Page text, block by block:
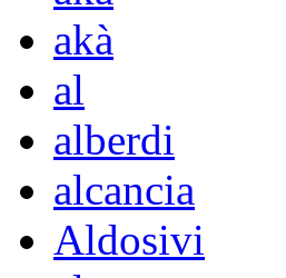
akà
al
alberdi
alcancia
Aldosivi